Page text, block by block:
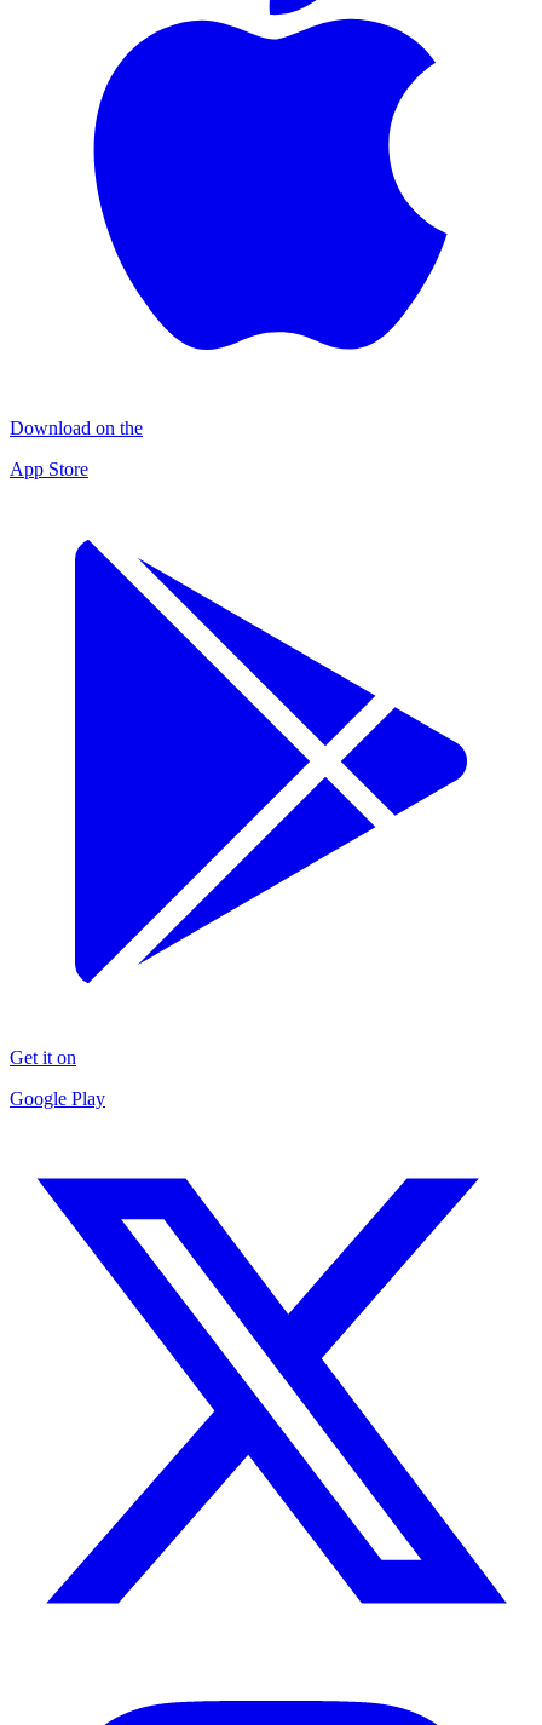
Download on the
App Store
Get it on
Google Play